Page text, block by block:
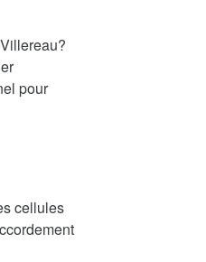
pour
cellules